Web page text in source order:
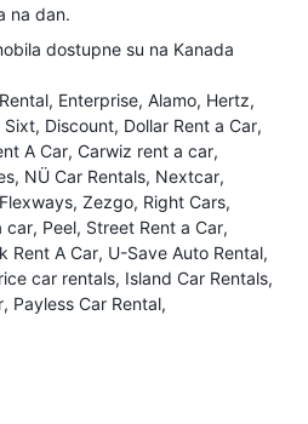
na dan.
dostupne su na Kanada
Enterprise Alamo Hertz
Sixt Discount Dollar Rent a Car
A Car Carwiz rent a car
NÜ Car Rentals Nextcar
Flexways Zezgo Right Cars
car Peel Street Rent a Car
Rent A Car U-Save Auto Rental
car rentals Island Car Rentals
Payless Car Rental